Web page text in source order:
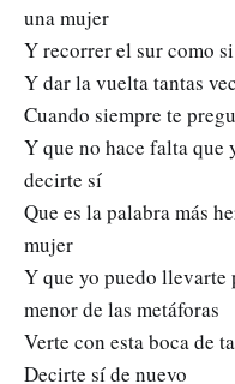
una mujer
Y recorrer el sur como
Y dar la vuelta tantas
Cuando siempre te
Y que no hace falta que
decirte sí
Que es la palabra más
mujer
Y que yo puedo llevarte
menor de las metáforas
Verte con esta boca de
Decirte sí de nuevo